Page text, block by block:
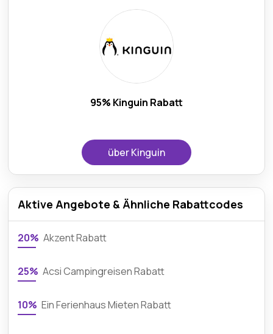
95% Kinguin Rabatt
über Kinguin
Aktive Angebote & Ähnliche Rabattcodes
20% Akzent Rabatt
25% Acsi Campingreisen Rabatt
10% Ein Ferienhaus Mieten Rabatt